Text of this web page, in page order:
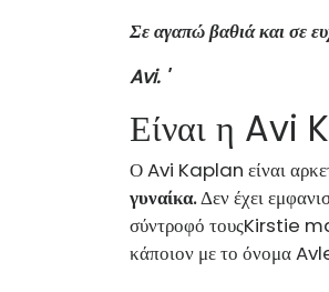
Σε αγαπώ βαθιά και σε
Avi. '
Είναι η Avi
Ο Avi Kaplan είναι
γυναίκα.Δεν έχει
σύντροφό τουςKirstie
κάποιον με το όνομα